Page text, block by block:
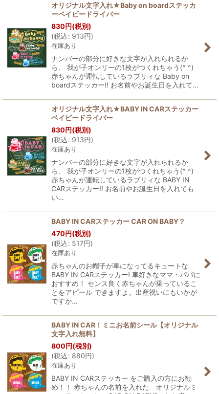
オリジナル文字入れ★Baby on boardステッカ
ーベイビードライバー
830円(税別)
(税込: 913円)
在庫あり
ナンバーの部分に好きな文字が入れられるか
ら、 我が子オンリーの1枚がつくれちゃう(^ ^)
赤ちゃんが運転しているラブリィな Baby on
boardステッカー!! お名前やお誕生日を入れて…
オリジナル文字入れ★BABY IN CARステッカー
ベイビードライバー
830円(税別)
(税込: 913円)
在庫あり
ナンバーの部分に好きな文字が入れられるか
ら、 我が子オンリーの1枚がつくれちゃう(^ ^)
赤ちゃんが運転しているラブリィな BABY IN
CARステッカー!! お名前やお誕生日を入れても
い…
BABY IN CARステッカー CAR ON BABY？
470円(税別)
(税込: 517円)
在庫あり
赤ちゃんのお帽子が車になってるキュートな
BABY IN CARステッカー! 車好きなママ・パパに
おすすめ！ センス良く赤ちゃんが乗っているこ
とをアピール できますよ。出産祝いにもいかが
ですか…
BABY IN CAR！ミニお名前シール【オリジナル
文字入れ無料】
800円(税別)
(税込: 880円)
在庫あり
BABY IN CARステッカー をご購入の方にお勧
め！！ 赤ちゃんの名前を入れた オリジナルミ